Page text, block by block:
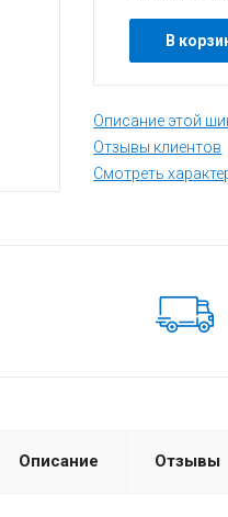
В
Описание этой
Отзывы клиентов
Смотреть
Описание Отзывы